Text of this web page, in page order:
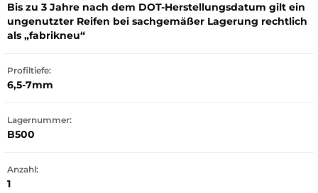
Bis zu 3 Jahre nach dem DOT-Herstellungsdatum gilt ein
ungenutzter Reifen bei sachgemäßer Lagerung rechtlich
als „fabrikneu“
Profiltiefe:
6,5-7mm
Lagernummer:
B500
Anzahl:
1